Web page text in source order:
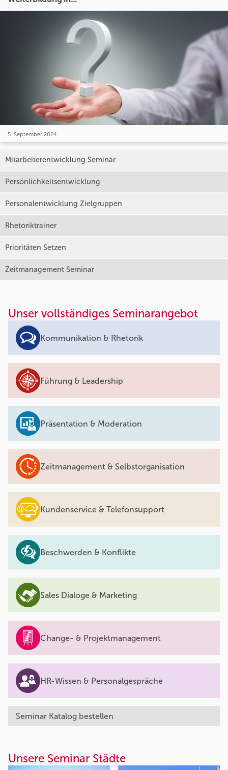
5. September 2024
Mitarbeiterentwicklung Seminar
Persönlichkeitsentwicklung
Personalentwicklung Zielgruppen
Rhetoriktrainer
Prioritäten Setzen
Zeitmanagement Seminar
Unser vollständiges Seminarangebot
Kommunikation & Rhetorik
Führung & Leadership
Präsentation & Moderation
Zeitmanagement & Selbstorganisation
Kundenservice & Telefonsupport
Beschwerden & Konflikte
Sales Dialoge & Marketing
Change- & Projektmanagement
HR-Wissen & Personalgespräche
Seminar Katalog bestellen
Unsere Seminar Städte